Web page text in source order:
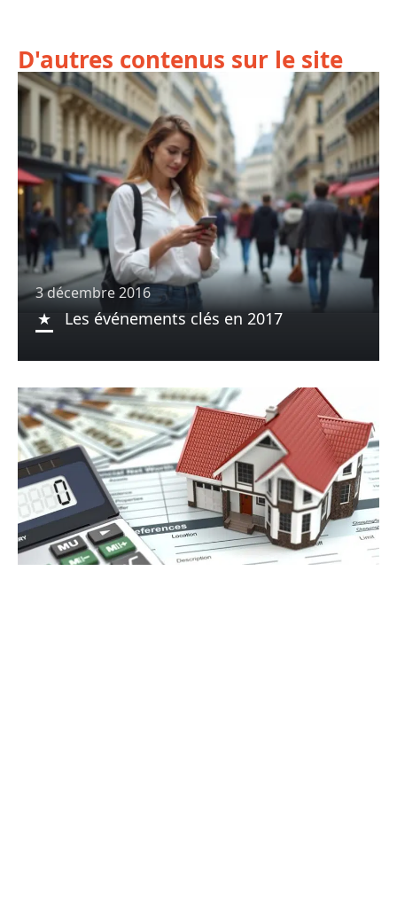
D'autres contenus sur le site
3 décembre 2016
Les événements clés en 2017